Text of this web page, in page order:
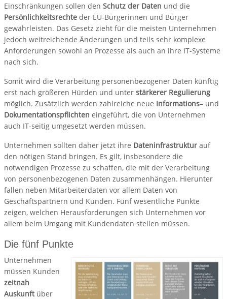
Einschränkungen sollen den Schutz der Daten und die
Persönlichkeitsrechte der EU-Bürgerinnen und Bürger
gewährleisten. Das Gesetz zieht für die meisten Unternehmen
jedoch weitreichende Änderungen und teils sehr komplexe
Anforderungen sowohl an Prozesse als auch an ihre IT-Systeme
nach sich.
Somit wird die Verarbeitung personenbezogener Daten künftig
erst nach größeren Hürden und unter stärkerer Regulierung
möglich. Zusätzlich werden zahlreiche neue Informations– und
Dokumentationspflichten eingeführt, die von Unternehmen
auch IT-seitig umgesetzt werden müssen.
Unternehmen sollten daher jetzt ihre Dateninfrastruktur auf
den nötigen Stand bringen. Es gilt, insbesondere die
notwendigen Prozesse zu schaffen, die mit der Verarbeitung
von personenbezogenen Daten zusammenhängen. Hierunter
fallen neben Mitarbeiterdaten vor allem Daten von
Geschäftspartnern und Kunden. Fünf wesentliche Punkte
zeigen, welchen Herausforderungen sich Unternehmen vor
allem beim Umgang mit Kundendaten stellen müssen.
Die fünf Punkte
Unternehmen
müssen Kunden
zeitnah
Auskunft über